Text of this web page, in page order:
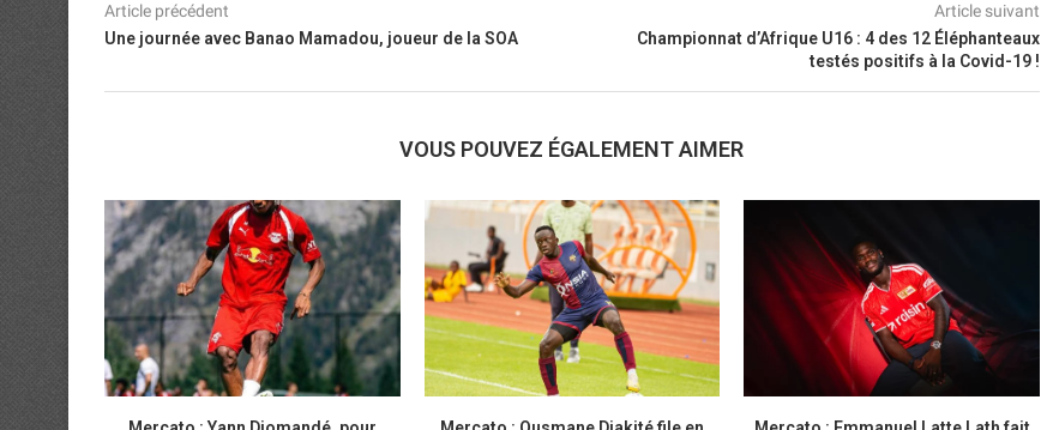
Article précédent
Une journée avec Banao Mamadou, joueur de la SOA
Article suivant
Championnat d’Afrique U16 : 4 des 12 Éléphanteaux
testés positifs à la Covid-19 !
VOUS POUVEZ ÉGALEMENT AIMER